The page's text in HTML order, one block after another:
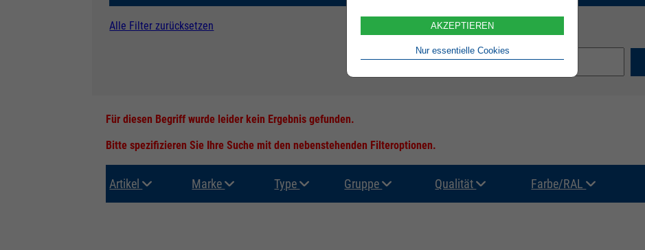
Alle Filter zurücksetzen
Für diesen Begriff wurde leider kein Ergebnis gefunden.
Bitte spezifizieren Sie Ihre Suche mit den nebenstehenden Filteroptionen.
Artikel Marke Type Gruppe Qualität Farbe/RAL
AKZEPTIEREN
Nur essentielle Cookies